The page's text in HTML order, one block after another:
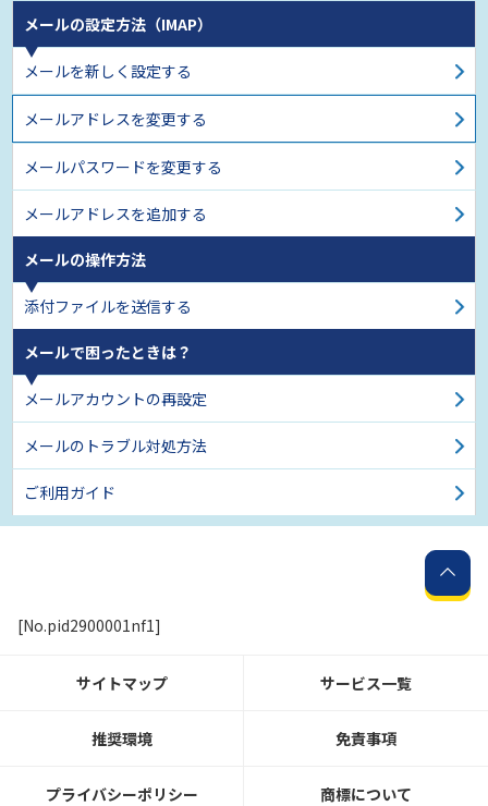
メールの設定方法（IMAP）
メールを新しく設定する
メールアドレスを変更する
メールパスワードを変更する
メールアドレスを追加する
メールの操作方法
添付ファイルを送信する
メールで困ったときは？
メールアカウントの再設定
メールのトラブル対処方法
ご利用ガイド
[No.pid2900001nf1]
サイトマップ サービス一覧
推奨環境 免責事項
プライバシーポリシー 商標について